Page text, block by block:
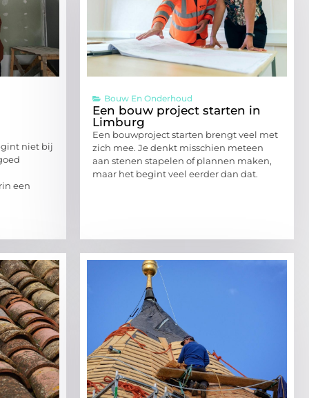
niet bij
een
Bouw En Onderhoud
Een bouw project starten in
Limburg
Een bouwproject starten brengt veel met
zich mee. Je denkt misschien meteen
aan stenen stapelen of plannen maken,
maar het begint veel eerder dan dat.